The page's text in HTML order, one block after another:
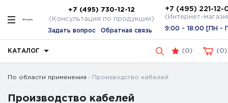
+7 (495) 730-12-12
(Консультация по продукции)
Задать вопрос Обратная связь
+7 (495) 221-12-
(Интернет-
9:00 - 18:00 [ПН -
КАТАЛОГ (0) 0
По области применения Производство кабелей
Производство кабелей